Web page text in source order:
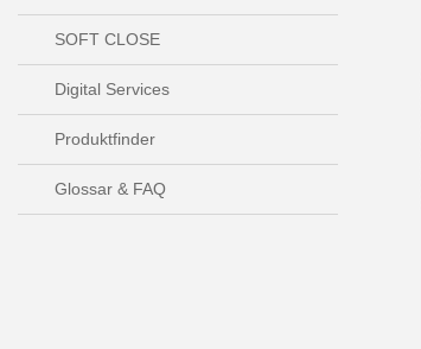
SOFT CLOSE
Digital Services
Produktfinder
Glossar & FAQ